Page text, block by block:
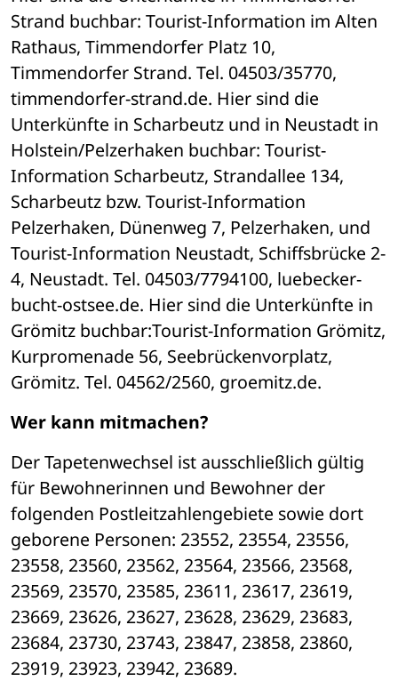
Strand buchbar: Tourist-Information im Alten
Rathaus, Timmendorfer Platz 10,
Timmendorfer Strand. Tel. 04503/35770,
timmendorfer-strand.de. Hier sind die
Unterkünfte in Scharbeutz und in Neustadt in
Holstein/Pelzerhaken buchbar: Tourist-
Information Scharbeutz, Strandallee 134,
Scharbeutz bzw. Tourist-Information
Pelzerhaken, Dünenweg 7, Pelzerhaken, und
Tourist-Information Neustadt, Schiffsbrücke 2-
4, Neustadt. Tel. 04503/7794100, luebecker-
bucht-ostsee.de. Hier sind die Unterkünfte in
Grömitz buchbar:Tourist-Information Grömitz,
Kurpromenade 56, Seebrückenvorplatz,
Grömitz. Tel. 04562/2560, groemitz.de.
Wer kann mitmachen?
Der Tapetenwechsel ist ausschließlich gültig
für Bewohnerinnen und Bewohner der
folgenden Postleitzahlengebiete sowie dort
geborene Personen: 23552, 23554, 23556,
23558, 23560, 23562, 23564, 23566, 23568,
23569, 23570, 23585, 23611, 23617, 23619,
23669, 23626, 23627, 23628, 23629, 23683,
23684, 23730, 23743, 23847, 23858, 23860,
23919, 23923, 23942, 23689.